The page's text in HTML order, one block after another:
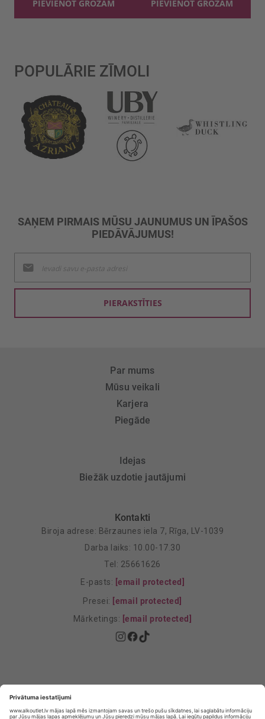
PIEVIENOT GROZAM PIEVIENOT GROZAM
POPULĀRIE ZĪMOLI
SAŅEM PIRMAIS MŪSU JAUNUMUS UN ĪPAŠOS
PIEDĀVĀJUMUS!
jaunumu
saņemšanai:
PIERAKSTĪTIES
Par mums
Mūsu veikali
Karjera
Piegāde
Idejas
Biežāk uzdotie jautājumi
Kontakti
Biroja adrese: Bērzaunes iela 7, Rīga, LV-1039
Darba laiks: 10.00-17.30
Tel: 25661626
E-pasts: [email protected]
Presei: [email protected]
Mārketings: [email protected]
Privātuma Iestatījumi